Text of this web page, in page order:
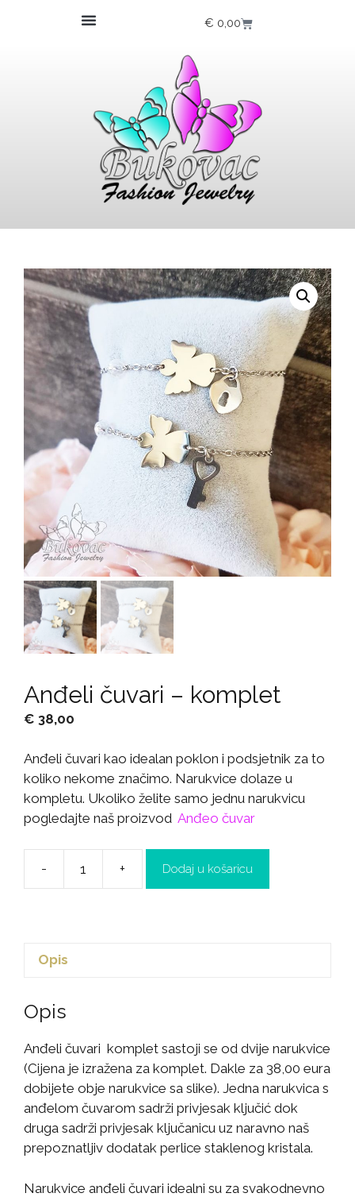
€ 0,00
Anđeli čuvari – komplet
€ 38,00
Anđeli čuvari kao idealan poklon i podsjetnik za to
koliko nekome značimo. Narukvice dolaze u
kompletu. Ukoliko želite samo jednu narukvicu
pogledajte naš proizvod Anđeo čuvar
- + Dodaj u košaricu
Opis
Opis
Anđeli čuvari komplet sastoji se od dvije narukvice
(Cijena je izražena za komplet. Dakle za 38,00 eura
dobijete obje narukvice sa slike). Jedna narukvica s
anđelom čuvarom sadrži privjesak ključić dok
druga sadrži privjesak ključanicu uz naravno naš
prepoznatljiv dodatak perlice staklenog kristala.
Narukvice anđeli čuvari idealni su za svakodnevno